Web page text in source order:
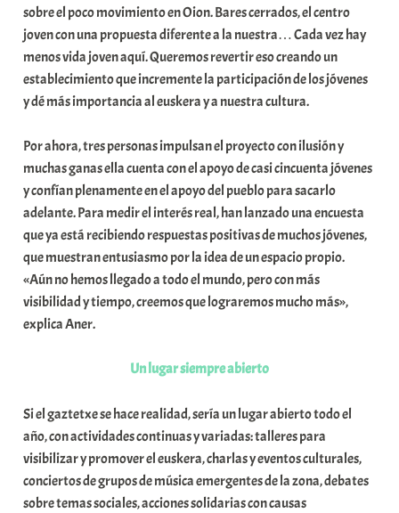
m
u
n
i
t
t
e
a
sobre el poco movimiento en Oion. Bares cerrados, el centro
joven con una propuesta diferente a la nuestra… Cada vez hay
menos vida joven aquí. Queremos revertir eso creando un
establecimiento que incremente la participación de los jóvenes
y dé más importancia al euskera y a nuestra cultura.
Por ahora, tres personas impulsan el proyecto con ilusión y
muchas ganas ella cuenta con el apoyo de casi cincuenta jóvenes
y confían plenamente en el apoyo del pueblo para sacarlo
adelante. Para medir el interés real, han lanzado una encuesta
que ya está recibiendo respuestas positivas de muchos jóvenes,
que muestran entusiasmo por la idea de un espacio propio.
«Aún no hemos llegado a todo el mundo, pero con más
visibilidad y tiempo, creemos que lograremos mucho más»,
explica Aner.
Un lugar siempre abierto
Si el gaztetxe se hace realidad, sería un lugar abierto todo el
año, con actividades continuas y variadas: talleres para
visibilizar y promover el euskera, charlas y eventos culturales,
conciertos de grupos de música emergentes de la zona, debates
sobre temas sociales, acciones solidarias con causas